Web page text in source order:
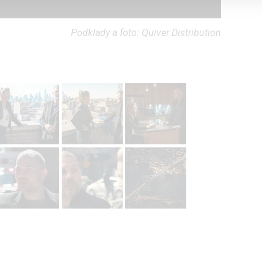
Podklady a foto: Quiver Distribution
obsah, měření obsahu, průzkum publika a vývoj
bezpečnosti, předcházení a zjišťování podvodů a
reklamy a obsahu